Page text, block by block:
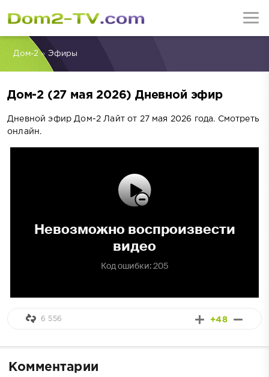
Дом-2» Эфиры
Дом-2 (27 мая 2026) Дневной эфир
Дневной эфир Дом-2 Лайт от 27 мая 2026 года. Смотреть
онлайн.
+48
6 556
Комментарии